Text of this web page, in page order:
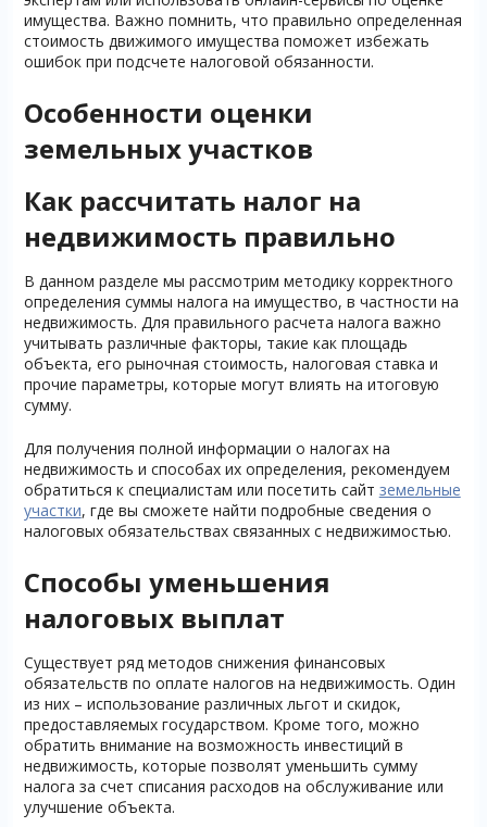
имущества. Важно помнить, что правильно определенная
стоимость движимого имущества поможет избежать
ошибок при подсчете налоговой обязанности.
Особенности оценки
земельных участков
Как рассчитать налог на
недвижимость правильно
В данном разделе мы рассмотрим методику корректного
определения суммы налога на имущество, в частности на
недвижимость. Для правильного расчета налога важно
учитывать различные факторы, такие как площадь
объекта, его рыночная стоимость, налоговая ставка и
прочие параметры, которые могут влиять на итоговую
сумму.
Для получения полной информации о налогах на
недвижимость и способах их определения, рекомендуем
обратиться к специалистам или посетить сайт земельные
участки, где вы сможете найти подробные сведения о
налоговых обязательствах связанных с недвижимостью.
Способы уменьшения
налоговых выплат
Существует ряд методов снижения финансовых
обязательств по оплате налогов на недвижимость. Один
из них – использование различных льгот и скидок,
предоставляемых государством. Кроме того, можно
обратить внимание на возможность инвестиций в
недвижимость, которые позволят уменьшить сумму
налога за счет списания расходов на обслуживание или
улучшение объекта.